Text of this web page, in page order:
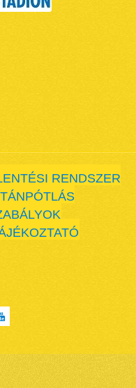
RENDSZER